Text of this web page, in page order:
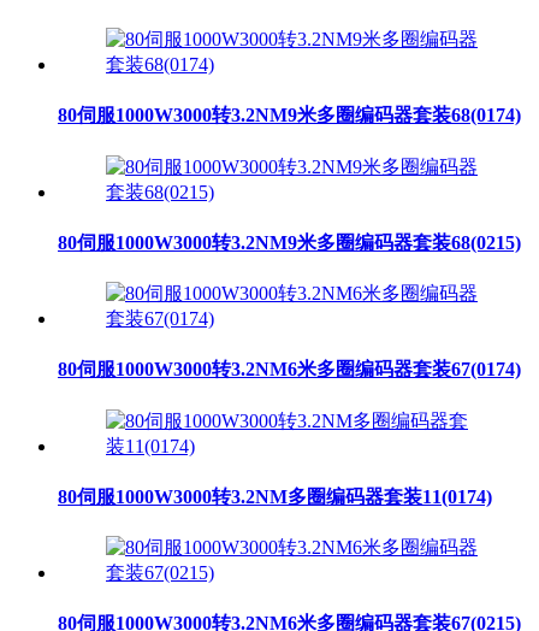
80伺服1000W3000转3.2NM9米多圈编码器套装68(0174)
80伺服1000W3000转3.2NM9米多圈编码器套装68(0215)
80伺服1000W3000转3.2NM6米多圈编码器套装67(0174)
80伺服1000W3000转3.2NM多圈编码器套装11(0174)
80伺服1000W3000转3.2NM6米多圈编码器套装67(0215)